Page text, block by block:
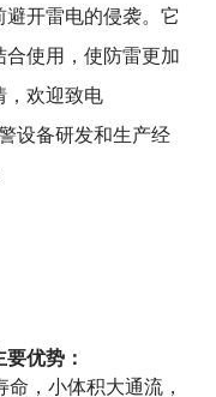
开雷电的侵袭。它
使用，使防雷更加
，欢迎致电
设备研发和生产经
要优势：
命，小体积大通流，